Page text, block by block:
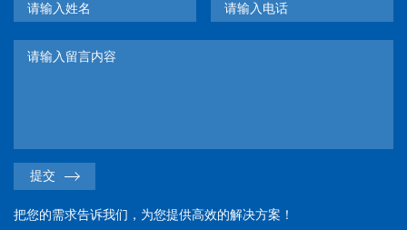
提交
把您的需求告诉我们，为您提供高效的解决方案！